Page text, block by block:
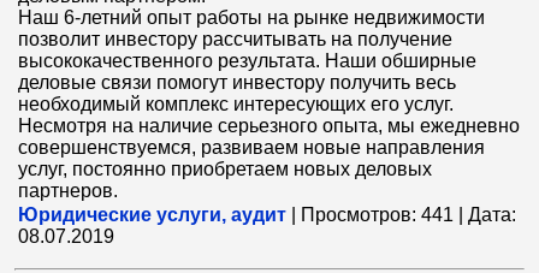
Наш 6-летний опыт работы на рынке недвижимости
позволит инвестору рассчитывать на получение
высококачественного результата. Наши обширные
деловые связи помогут инвестору получить весь
необходимый комплекс интересующих его услуг.
Несмотря на наличие серьезного опыта, мы ежедневно
совершенствуемся, развиваем новые направления
услуг, постоянно приобретаем новых деловых
партнеров.
Юридические услуги, аудит
Просмотров: 441
Дата:
08.07.2019